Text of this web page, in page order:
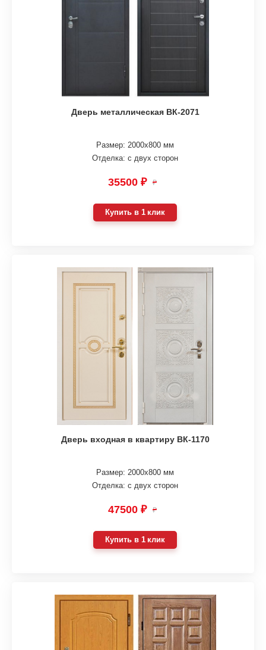
Дверь металлическая ВК-2071
Размер: 2000х800 мм
Отделка: с двух сторон
35500 ₽ ₽
Купить в 1 клик
Дверь входная в квартиру ВК-1170
Размер: 2000х800 мм
Отделка: с двух сторон
47500 ₽ ₽
Купить в 1 клик